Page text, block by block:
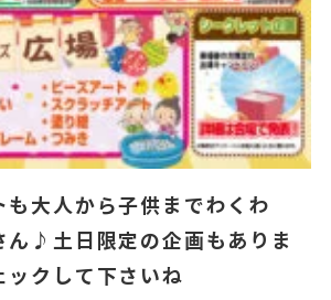
も大人から子供までわくわ
ん♪ 土日限定の企画もありま
ックして下さいね